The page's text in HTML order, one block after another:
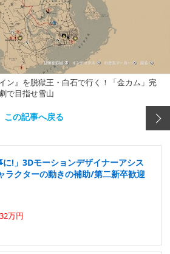
ン』を脱獄王・白石で行く！「金カム」完
で目指せ雪山
この記事へ戻る
に!」3Dモーションデザイナーアシス
ラクターの動きの補助/第二新卒歓迎
万円